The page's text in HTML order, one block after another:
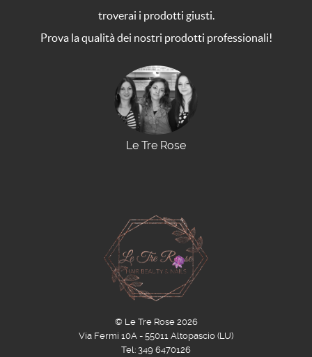
troverai i prodotti giusti.
Prova la qualità dei nostri prodotti professionali!
Le Tre Rose
© Le Tre Rose 2026
Via Fermi 10A - 55011 Altopascio (LU)
Tel: 349 6470126